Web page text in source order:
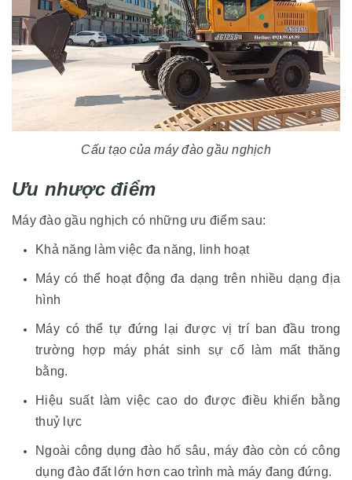
Cấu tạo của máy đào gầu nghịch
Ưu nhược điểm
Máy đào gầu nghịch có những ưu điểm sau:
Khả năng làm việc đa năng, linh hoạt
Máy có thể hoạt động đa dạng trên nhiều dạng địa
hình
Máy có thể tự đứng lại được vị trí ban đầu trong
trường hợp máy phát sinh sự cố làm mất thăng
bằng.
Hiệu suất làm việc cao do được điều khiển bằng
thuỷ lực
Ngoài công dụng đào hố sâu, máy đào còn có công
dụng đào đất lớn hơn cao trình mà máy đang đứng.